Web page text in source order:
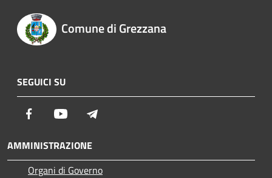
Comune di Grezzana
SEGUICI SU
Facebook Youtube
AMMINISTRAZIONE
Organi di Governo